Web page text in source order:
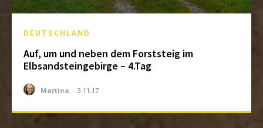
DEUTSCHLAND
Auf, um und neben dem Forststeig im
Elbsandsteingebirge – 4.Tag
Martina - 3.11.17